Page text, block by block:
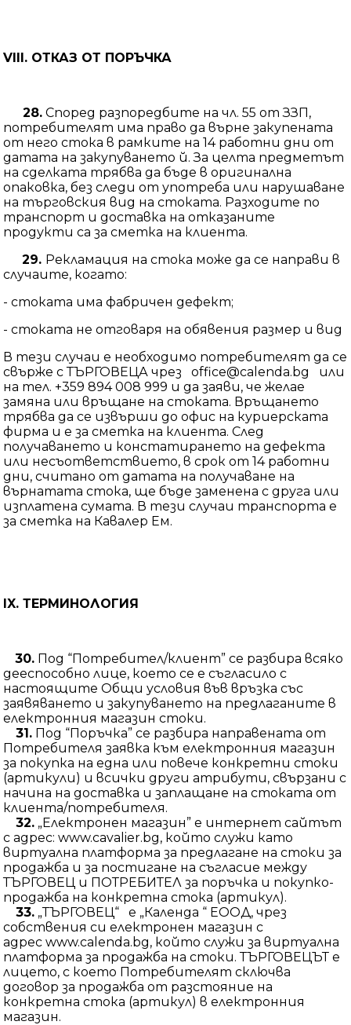
VIII. ОТКАЗ ОТ ПОРЪЧКА
28. Според разпоредбите на чл. 55 от ЗЗП,
потребителят има право да върне закупената
от него стока в рамките на 14 работни дни от
датата на закупуването й. За целта предметът
на сделката трябва да бъде в оригинална
опаковка, без следи от употреба или нарушаване
на търговския вид на стоката. Разходите по
транспорт и доставка на отказаните
продукти са за сметка на клиента.
29. Рекламация на стока може да се направи в
случаите, когато:
- стоката има фабричен дефект;
- стоката не отговаря на обявения размер и вид
В тези случаи е необходимо потребителят да се
свърже с ТЪРГОВЕЦА чрез office@calenda.bg или
на тел. +359 894 008 999 и да заяви, че желае
замяна или връщане на стоката. Връщането
трябва да се извърши до офис на куриерската
фирма и е за сметка на клиента. След
получаването и констатирането на дефекта
или несъответствието, в срок от 14 работни
дни, считано от датата на получаване на
върнатата стока, ще бъде заменена с друга или
изплатена сумата. В тези случаи транспорта е
за сметка на Кавалер Ем.
IX.ТЕРМИНОЛОГИЯ
30. Под “Потребител/клиент” се разбира всяко
дееспособно лице, което се е съгласило с
настоящите Общи условия във връзка със
заявяването и закупуването на предлаганите в
електронния магазин стоки.
31. Под “Поръчка” се разбира направената от
Потребителя заявка към електронния магазин
за покупка на една или повече конкретни стоки
(артикули) и всички други атрибути, свързани с
начина на доставка и заплащане на стоката от
клиента/потребителя.
32. „Електронен магазин” е интернет сайтът
с адрес: www.cavalier.bg, който служи като
виртуална платформа за предлагане на стоки за
продажба и за постигане на съгласие между
ТЪРГОВЕЦ и ПОТРЕБИТЕЛ за поръчка и покупко-
продажба на конкретна стока (артикул).
33. „ТЪРГОВЕЦ“ е „Календа “ ЕООД, чрез
собствения си електронен магазин с
адрес www.calenda.bg, който служи за виртуална
платформа за продажба на стоки. ТЪРГОВЕЦЪТ е
лицето, с което Потребителят сключва
договор за продажба от разстояние на
конкретна стока (артикул) в електронния
магазин.